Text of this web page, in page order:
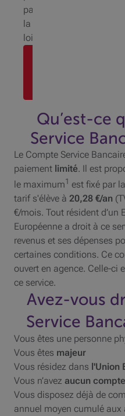
par
la
loi
Qu’est-ce
Service
Le Compte Service
paiement limité. Il est
le maximum1 est fixé par
tarif s'élève à 20,28 €/an
€/mois. Tout résident d’un
Européenne a droit à ce
revenus et ses dépenses
certaines conditions. Ce
ouvert en agence. Celle-ci
ce service.
Avez-vous
Service
Vous êtes une personne
Vous êtes majeur
Vous résidez dans l'Union
Vous n’avez aucun
Vous disposez déjà de
annuel moyen cumulé aux